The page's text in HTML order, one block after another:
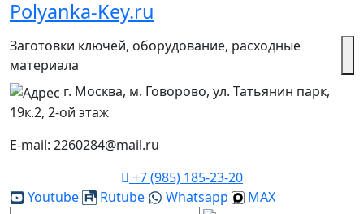
Polyanka-Key.ru
Заготовки ключей, оборудование, расходные
материала
г. Москва, м. Говорово, ул. Татьянин парк,
19к.2, 2-ой этаж
E-mail: 2260284@mail.ru
+7 (985) 185-23-20
Youtube
Rutube Whatsapp MAX